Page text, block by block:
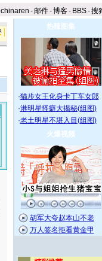
chinaren -邮件-博客- BBS-搜
热辣图集
·猫步女王化身卡丁车女郎
·港明星怪癖大揭秘(组图)
·老土明星不堪入目(组图)
火爆视频
胡军大夸赵本山不老
万人签名拒看黄金甲